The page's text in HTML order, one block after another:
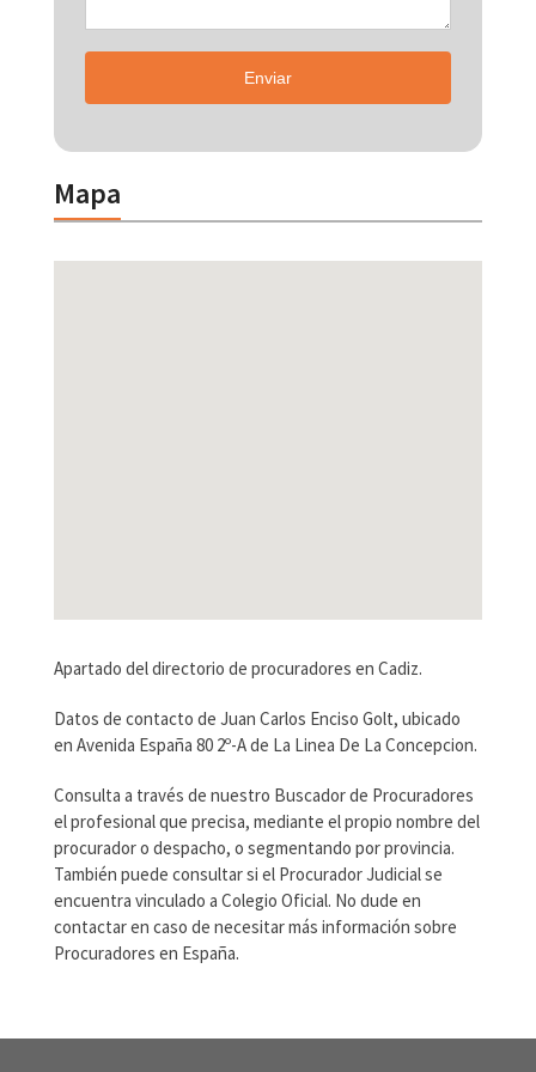
Enviar
Mapa
Apartado del directorio de procuradores en Cadiz.
Datos de contacto de Juan Carlos Enciso Golt, ubicado
en Avenida España 80 2º-A de La Linea De La Concepcion.
Consulta a través de nuestro Buscador de Procuradores
el profesional que precisa, mediante el propio nombre del
procurador o despacho, o segmentando por provincia.
También puede consultar si el Procurador Judicial se
encuentra vinculado a Colegio Oficial. No dude en
contactar en caso de necesitar más información sobre
Procuradores en España.